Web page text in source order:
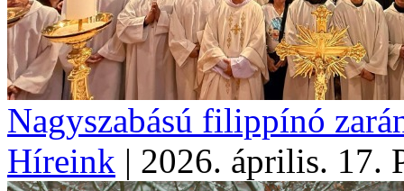
Nagyszabású filippínó
Híreink | 2026. április. 17.